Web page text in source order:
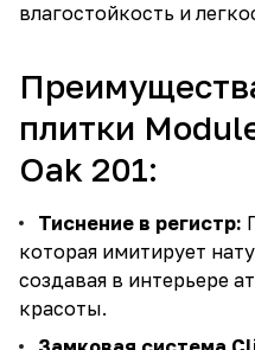
влагостойкость и
плитки
Oak 201:
Тиснение в регистр:
которая имитирует
создавая в интерьере
красоты.